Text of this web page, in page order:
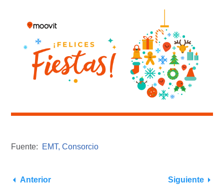
Fuente: EMT, Consorcio
Anterior Siguiente